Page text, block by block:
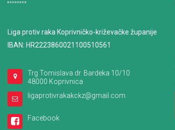
Liga protiv raka Koprivničko-križevačke županije
IBAN: HR2223860021100510561
Trg Tomislava dr. Bardeka 10/10
48000 Koprivnica
ligaprotivrakakckz@gmail.com
Facebook